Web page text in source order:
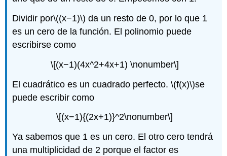
Dividir por\((x−1)\) da un resto de 0, por lo que 1
es un cero de la función. El polinomio puede
escribirse como
\[(x−1)(4x^2+4x+1) \nonumber\]
El cuadrático es un cuadrado perfecto.\(f(x)\)se
puede escribir como
\[(x−1){(2x+1)}^2\nonumber\]
Ya sabemos que 1 es un cero. El otro cero tendrá
una multiplicidad de 2 porque el factor es